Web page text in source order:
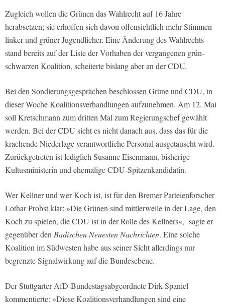
Zugleich wollen die Grünen das Wahlrecht auf 16 Jahre
herabsetzen; sie erhoffen sich davon offensichtlich mehr Stimmen
linker und grüner Jugendlicher. Eine Änderung des Wahlrechts
stand bereits auf der Liste der Vorhaben der vergangenen grün-
schwarzen Koalition, scheiterte bislang aber an der CDU.
Bei den Sondierungsgesprächen beschlossen Grüne und CDU, in
dieser Woche Koalitionsverhandlungen aufzunehmen. Am 12. Mai
soll Kretschmann zum dritten Mal zum Regierungschef gewählt
werden. Bei der CDU sieht es nicht danach aus, dass das für die
krachende Niederlage verantwortliche Personal ausgetauscht wird.
Zurückgetreten ist lediglich Susanne Eisenmann, bisherige
Kultusministerin und ehemalige CDU-Spitzenkandidatin.
Wer Kellner und wer Koch ist, ist für den Bremer Parteienforscher
Lothar Probst klar: »Die Grünen sind mittlerweile in der Lage, den
Koch zu spielen, die CDU ist in der Rolle des Kellners«, sagte er
gegenüber den Badischen Neuesten Nachrichten. Eine solche
Koalition im Südwesten habe aus seiner Sicht allerdings nur
begrenzte Signalwirkung auf die Bundesebene.
Der Stuttgarter AfD-Bundestagsabgeordnete Dirk Spaniel
kommentierte: »Diese Koalitionsverhandlungen sind eine